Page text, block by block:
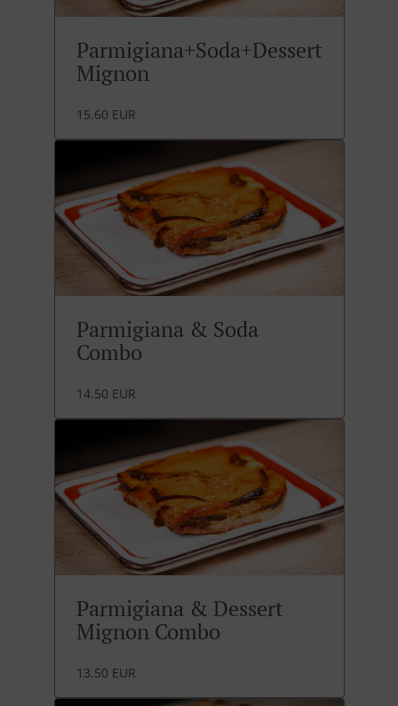
Parmigiana+Soda+Dessert
Mignon
15.60 EUR
Parmigiana & Soda
Combo
14.50 EUR
Parmigiana & Dessert
Mignon Combo
13.50 EUR